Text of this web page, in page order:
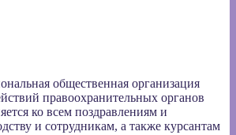
общественная организация
правоохранительных органов
ко всем поздравлениям и
и сотрудникам, а также курсантам